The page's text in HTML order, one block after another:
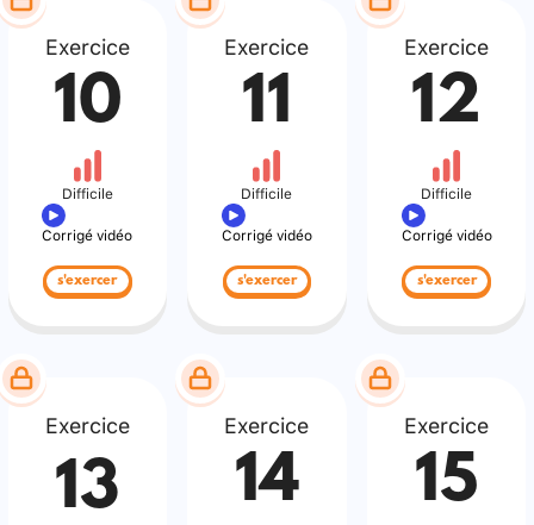
Exercice
10
Difficile
Corrigé vidéo
s'exercer
Exercice
11
Difficile
Corrigé vidéo
s'exercer
Exercice
12
Difficile
Corrigé vidéo
s'exercer
Exercice
13
Exercice
14
Exercice
15